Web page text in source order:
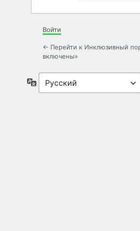
Войти
← Перейти к Инклюзивный
включены»
Язык